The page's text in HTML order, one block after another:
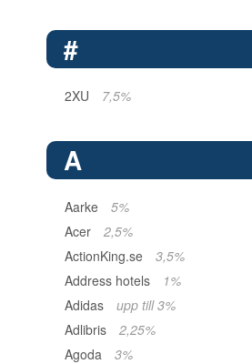
#
2XU 7,5%
A
Aarke
5%
Acer
2,5%
ActionKing.se
3,5%
Address hotels
1%
Adidas
upp till 3%
Adlibris
2,25%
Agoda
3%